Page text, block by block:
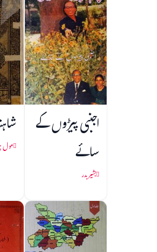
اجنبی پیڑوں کے
سائے
بشیر بدر
مول